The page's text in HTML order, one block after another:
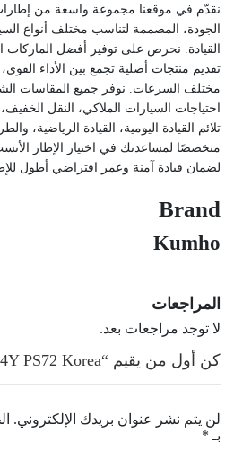
نقدّم في موقعنا مجموعة واسعة من
الجودة، المصممة لتناسب مختلف أنواع
القيادة. نحرص على توفير أفضل الماركات
تقديم منتجات أصلية تجمع بين الأداء القوي،
مختلف السرعات. نوفر جميع المقاسات
تلائم القيادة اليومية، القيادة الرياضية،
متخصصًا لمساعدتك في اختيار الإطار
لضمان قيادة آمنة وعمر افتراضي أطول
Brand
Kumho
المراجعات
لا توجد مراجعات بعد.
كن أول من يقيم “Kumho 255/35ZR18 94Y PS72 Korea”
لن يتم نشر عنوان بريدك الإلكتروني.
بـ *